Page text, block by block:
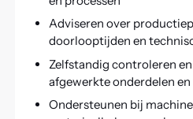
Adviseren over
doorlooptijden en
Zelfstandig controleren
afgewerkte onderdelen
Ondersteunen bij